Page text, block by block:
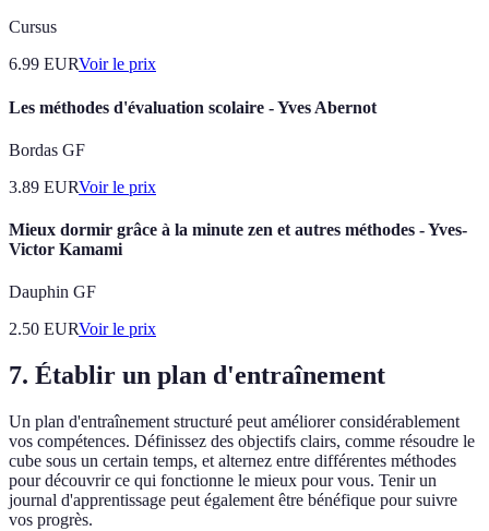
Cursus
6.99 EURVoir le prix
Les méthodes d'évaluation scolaire - Yves Abernot
Bordas GF
3.89 EURVoir le prix
Mieux dormir grâce à la minute zen et autres méthodes - Yves-
Victor Kamami
Dauphin GF
2.50 EURVoir le prix
7. Établir un plan d'entraînement
Un plan d'entraînement structuré peut améliorer considérablement
vos compétences. Définissez des objectifs clairs, comme résoudre le
cube sous un certain temps, et alternez entre différentes méthodes
pour découvrir ce qui fonctionne le mieux pour vous. Tenir un
journal d'apprentissage peut également être bénéfique pour suivre
vos progrès.